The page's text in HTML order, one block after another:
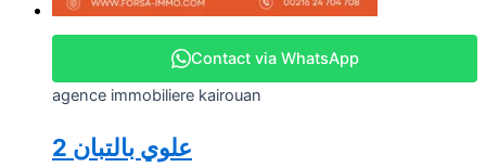
Contact via WhatsApp
agence immobiliere kairouan
2 علوي بالتبان